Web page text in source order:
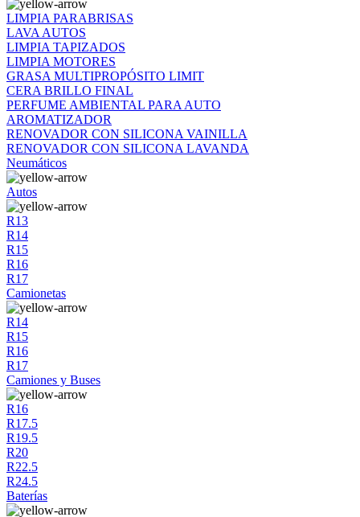
LIMPIA PARABRISAS
LAVA AUTOS
LIMPIA TAPIZADOS
LIMPIA MOTORES
GRASA MULTIPROPÓSITO LIMIT
CERA BRILLO FINAL
PERFUME AMBIENTAL PARA AUTO
AROMATIZADOR
RENOVADOR CON SILICONA VAINILLA
RENOVADOR CON SILICONA LAVANDA
Neumáticos
Autos
R13
R14
R15
R16
R17
Camionetas
R14
R15
R16
R17
Camiones y Buses
R16
R17.5
R19.5
R20
R22.5
R24.5
Baterías